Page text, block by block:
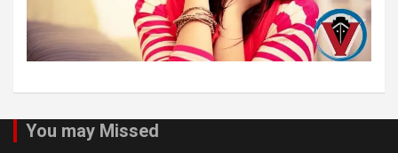
You may Missed